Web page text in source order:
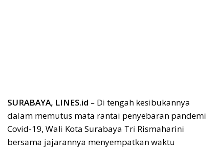
SURABAYA, LINES.id – Di tengah kesibukannya
dalam memutus mata rantai penyebaran pandemi
Covid-19, Wali Kota Surabaya Tri Rismaharini
bersama jajarannya menyempatkan waktu